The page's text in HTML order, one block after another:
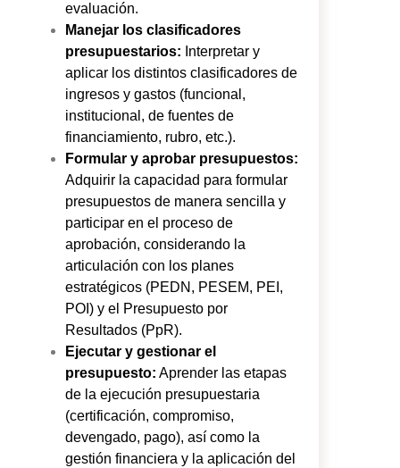
evaluación.
Manejar los clasificadores
presupuestarios: Interpretar y
aplicar los distintos clasificadores de
ingresos y gastos (funcional,
institucional, de fuentes de
financiamiento, rubro, etc.).
Formular y aprobar presupuestos:
Adquirir la capacidad para formular
presupuestos de manera sencilla y
participar en el proceso de
aprobación, considerando la
articulación con los planes
estratégicos (PEDN, PESEM, PEI,
POI) y el Presupuesto por
Resultados (PpR).
Ejecutar y gestionar el
presupuesto: Aprender las etapas
de la ejecución presupuestaria
(certificación, compromiso,
devengado, pago), así como la
gestión financiera y la aplicación del